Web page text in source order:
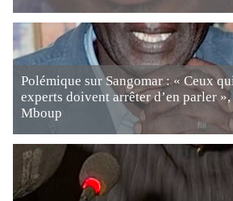
Polémique sur Sangomar : « Ceux
experts doivent arrêter d’en parler
Mboup